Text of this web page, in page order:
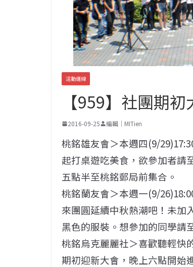
活動連線
【959】社團期
2016-09-25 編輯｜MITien
桃銘雄友會＞本週四(9/
起打桌遊吃美食，欲參加者
五點半至桃銘郵局前集合。
桃銘蘭友會＞本週一(9/
來團圓延續中秋熱潮吧！未加
黑色的服裝。想參加的同學
桃銘烏克麗麗社＞喜歡聽輕快
期初迎新大會，晚上六點開始